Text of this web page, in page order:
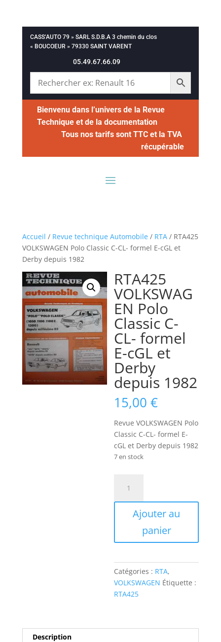
CASS’AUTO 79 » SARL S.D.B.A 3 chemin du clos
« BOUCOEUR » 79330 SAINT VARENT
05.49.67.66.09
Bienvenu dans l’univers de la Revue
Technique et de la documentation
Tous nos tarifs sont TTC et la TVA
récupérable
Accueil / Revue technique Automobile/ RTA/ RTA425
VOLKSWAGEN Polo Classic C-CL- formel E-cGL et
Derby depuis 1982
RTA425
VOLKSWAG
EN Polo
Classic C-
CL- formel
E-cGL et
Derby
depuis 1982
15,00€
Revue VOLKSWAGEN Polo
Classic C-CL- formel E-
cGL et Derby depuis 1982
7 en stock
RTA425
VOLKSWAGEN
formel
E-
cGL
depuis
Ajouter au
panier
Catégories : RTA,
VOLKSWAGEN Étiquette :
RTA425
Description